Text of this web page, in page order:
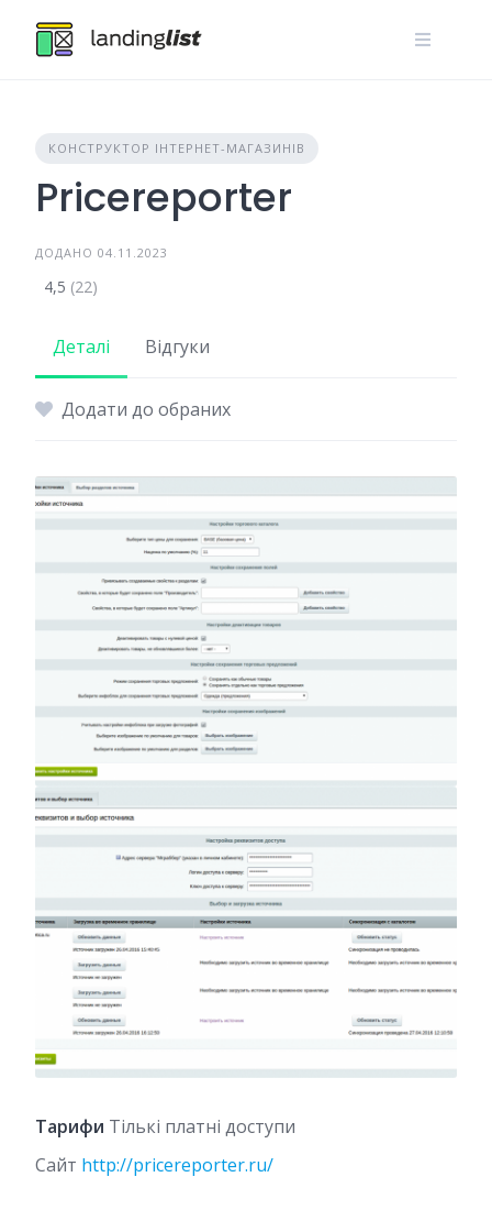
content
КОНСТРУКТОР ІНТЕРНЕТ-МАГАЗИНІВ
Pricereporter
ДОДАНО 04.11.2023
4,5 (22)
Деталі Відгуки
Додати до обраних
Тарифи Тількі платні доступи
Сайт http://pricereporter.ru/